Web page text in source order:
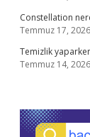
Constellation
Temmuz 17, 2026
Temizlik
Temmuz 14, 2026